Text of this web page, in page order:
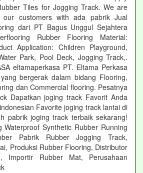
Tiles for Jogging Track. We are
our customers with ada pabrik Jual
dari PT Bagus Unggul Sejahtera
Rubber Flooring Material:
Application: Children Playground,
Park, Pool Deck, Jogging Track,.
eltamaperkasa PT. Eltama Perkasa
bergerak dalam bidang Flooring,
dan Commercial flooring. Pesatnya
Dapatkan joging track Favorit Anda
Favorite joging track lantai di
pabrik joging track terbaik sekarang!
Waterproof Synthetic Rubber Running
Pabrik Rubber Jogging Track,
Produksi Rubber Flooring, Distributor
Importir Rubber Mat, Perusahaan